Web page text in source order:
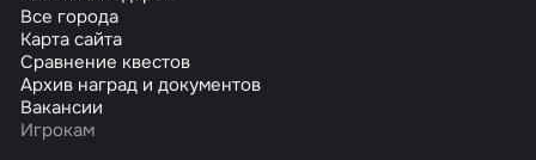
Все города
Карта сайта
Сравнение квестов
Архив наград и документов
Вакансии
Игрокам